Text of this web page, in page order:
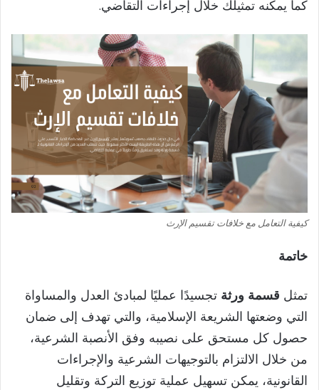
كما يمكنه تمثيلك خلال إجراءات التقاضي.
كيفية التعامل مع خلافات تقسيم الإرث
خاتمة
تمثل قسمة ورثة تجسيدًا عمليًا لمبادئ العدل والمساواة
التي وضعتها الشريعة الإسلامية، والتي تهدف إلى ضمان
حصول كل مستحق على نصيبه وفق الأنصبة الشرعية،
من خلال الالتزام بالتوجيهات الشرعية والإجراءات
القانونية، يمكن تسهيل عملية توزيع التركة وتقليل